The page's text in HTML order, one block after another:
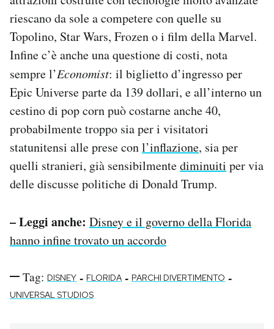
riescano da sole a competere con quelle su
Topolino, Star Wars, Frozen o i film della Marvel.
Infine c’è anche una questione di costi, nota
sempre l’Economist: il biglietto d’ingresso per
Epic Universe parte da 139 dollari, e all’interno un
cestino di pop corn può costarne anche 40,
probabilmente troppo sia per i visitatori
statunitensi alle prese conl’inflazione, sia per
quelli stranieri, già sensibilmentediminuiti per via
delle discusse politiche di Donald Trump.
– Leggi anche: Disney e il governo della Florida
hanno infine trovato un accordo
Tag: DISNEY - FLORIDA - PARCHI DIVERTIMENTO -
UNIVERSAL STUDIOS